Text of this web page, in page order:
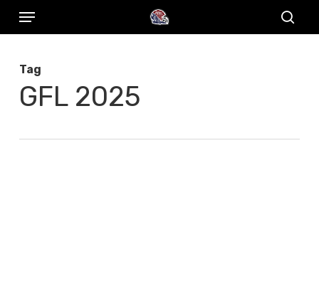
Skip
content
Menu
Tag
GFL 2025